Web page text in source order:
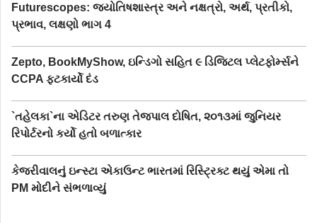
Futurescopes: જ્યોતિષશાસ્ત્ર અને નક્ષત્રો, અર્થ, પ્રતીકો,
પ્રભાવ, લક્ષણો ભાગ 4
Zepto, BookMyShow, ઇન્ડિગો સહિત ૯ ડિજિટલ પ્લેટફોર્મ્સને
CCPA ફટકાર્યો દંડ
`તહેલકા`ના એડિટર તરુણ તેજપાલ દોષિત, ૨૦૧૩માં જુનિયર
રિપોર્ટરનો કર્યો હતો બળાત્કાર
કેજરીવાલનું ઇન્સ્ટા એકાઉન્ટ ભારતમાં રિસ્ટ્રિક્ટ થયું એમા તો
PM મોદીને સંભળાવ્યું